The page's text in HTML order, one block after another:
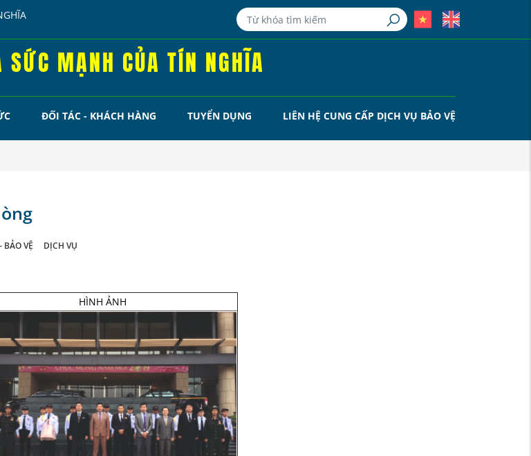
SỨC MẠNH CỦA TÍN NGHĨA
ĐỐI TÁC - KHÁCH HÀNG TUYỂN DỤNG LIÊN HỆ CUNG CẤP DỊCH VỤ BẢO VỆ
BẢO VỆ DỊCH VỤ
HÌNH ẢNH